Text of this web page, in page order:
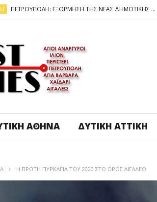
ΠΕΤΡΟΥΠΟΛΗ: ΕΞΟΡΜΗΣΗ ΤΗΣ ΝΕΑΣ ΔΗΜΟΤΙΚΗΣ ΑΡΧΗΣ ΣΤΑ ΣΧΟΛΕΙΑ
ΚΑΙΡΟΣ: ΕΡΧΟΝΤΑΙ ΧΙΟΝΙΑ
ΑΘΉΝΑ ΔΥΤΙΚΉ ΑΤΤΙΚΉ
Η ΠΡΩΤΗ ΠΥΡΚΑΓΙΑ ΤΟΥ 2020 ΣΤΟ ΟΡΟΣ ΑΙΓΑΛΕΩ